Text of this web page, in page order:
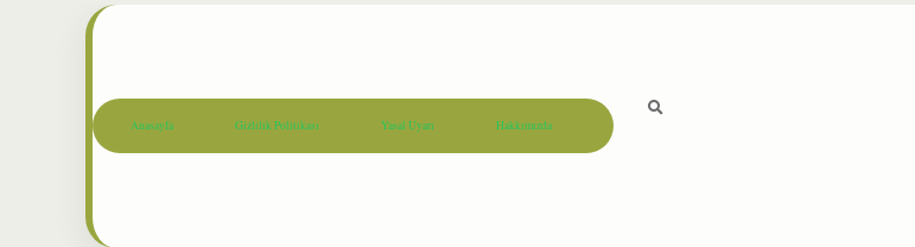
Anasayfa Gizlilik Politikası Yasal Uyarı Hakkımızda